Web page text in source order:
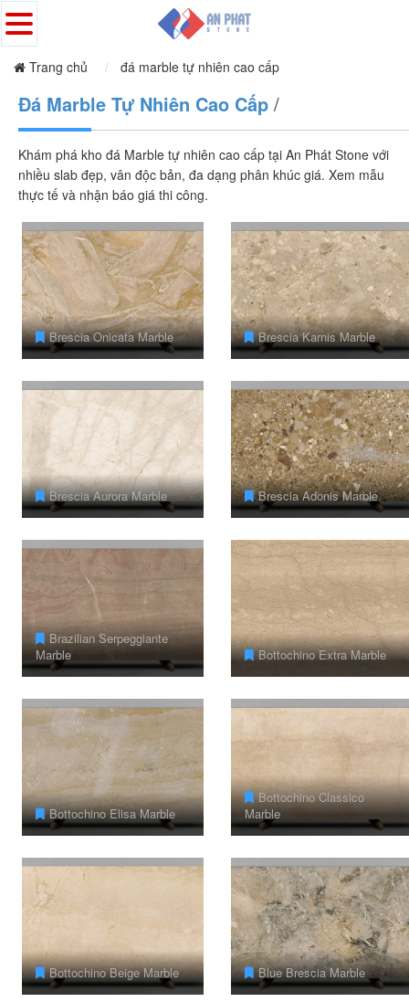
Trang chủ đá marble tự nhiên cao cấp
Đá Marble Tự Nhiên Cao Cấp /
Khám phá kho đá Marble tự nhiên cao cấp tại An Phát Stone với
nhiều slab đẹp, vân độc bản, đa dạng phân khúc giá. Xem mẫu
thực tế và nhận báo giá thi công.
Brescia Onicata Marble Brescia Karnis Marble
Brescia Aurora Marble Brescia Adonis Marble
Brazilian Serpeggiante
Marble
Bottochino Extra Marble
Bottochino Elisa Marble
Bottochino Classico
Marble
Bottochino Beige Marble Blue Brescia Marble